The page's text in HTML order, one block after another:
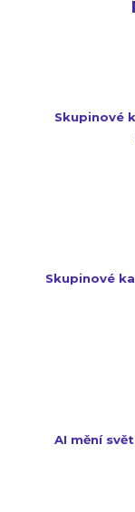
Skupinové
Skupinové
AI mění